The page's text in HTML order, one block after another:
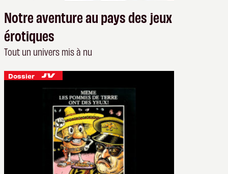
Notre aventure au pays des jeux
érotiques
Tout un univers mis à nu
Dossier